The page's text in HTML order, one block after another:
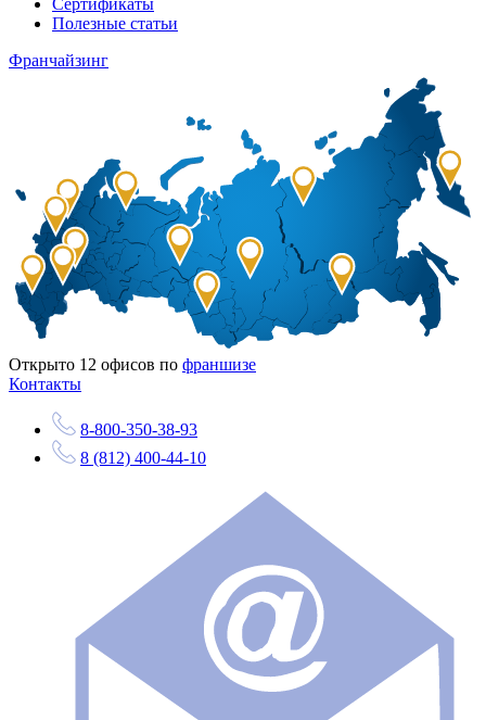
Сертификаты
Полезные статьи
Франчайзинг
Открыто 12 офисов по франшизе
Контакты
8-800-350-38-93
8 (812) 400-44-10